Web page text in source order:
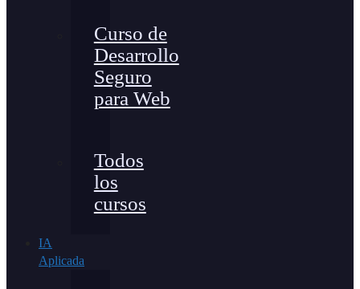
Curso de
Desarrollo
Seguro
para Web
Todos
los
cursos
IA
Aplicada